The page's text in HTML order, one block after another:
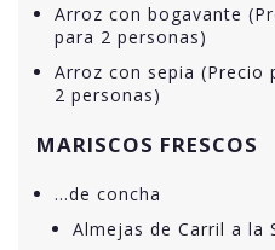
Arroz con bogavante
para 2 personas)
Arroz con sepia (Precio
2 personas)
MARISCOS FRESCOS
…de concha
Almejas de Carril a la